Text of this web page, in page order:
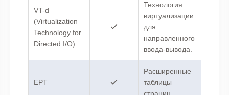
VT-d
(Virtualization
Technology for
Directed I/O)
Технология
виртуализации
для
направленного
ввода-вывода.
EPT
Расширенные
таблицы